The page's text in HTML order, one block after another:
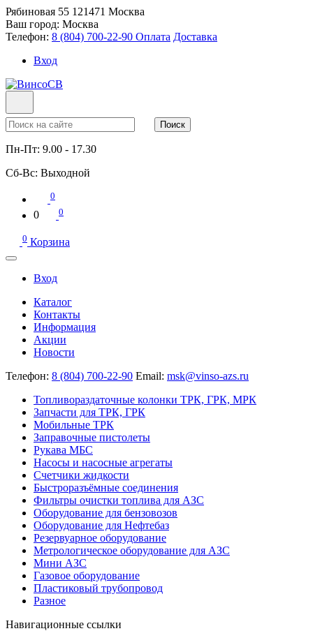
Рябиновая 55 121471 Москва
Ваш город: Москва
Телефон: 8 (804) 700-22-90 Оплата Доставка
Вход
Поиск
Пн-Пт: 9.00 - 17.30
Сб-Вс: Выходной
0
0 0
0 Корзина
Вход
Каталог
Контакты
Информация
Акции
Новости
Телефон: 8 (804) 700-22-90 Email: msk@vinso-azs.ru
Топливораздаточные колонки ТРК, ГРК, МРК
Запчасти для ТРК, ГРК
Мобильные ТРК
Заправочные пистолеты
Рукава МБС
Насосы и насосные агрегаты
Счетчики жидкости
Быстроразъёмные соединения
Фильтры очистки топлива для АЗС
Оборудование для бензовозов
Оборудование для Нефтебаз
Резервуарное оборудование
Метрологическое оборудование для АЗС
Мини АЗС
Газовое оборудование
Пластиковый трубопровод
Разное
Навигационные ссылки